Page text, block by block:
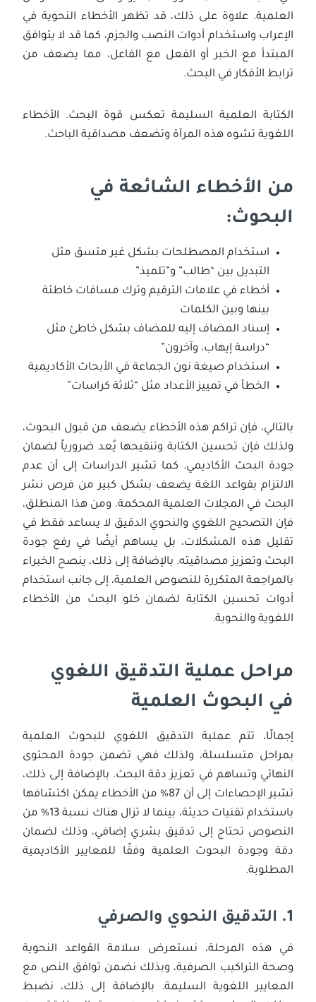
العلمية. علاوة على ذلك، قد تظهر الأخطاء النحوية في
الإعراب واستخدام أدوات النصب والجزم، كما قد لا يتوافق
المبتدأ مع الخبر أو الفعل مع الفاعل، مما يضعف من
ترابط الأفكار في البحث.
الكتابة العلمية السليمة تعكس قوة البحث. الأخطاء
اللغوية تشوه هذه المرآة وتضعف مصداقية الباحث.
من الأخطاء الشائعة في
البحوث:
استخدام المصطلحات بشكل غير متسق مثل
التبديل بين “طالب” و”تلميذ”
أخطاء في علامات الترقيم وترك مسافات خاطئة
بينها وبين الكلمات
إسناد المضاف إليه للمضاف بشكل خاطئ مثل
“دراسة إيهاب، وآخرون”
استخدام صيغة نون الجماعة في الأبحاث الأكاديمية
الخطأ في تمييز الأعداد مثل “ثلاثة كراسات”
بالتالي، فإن تراكم هذه الأخطاء يضعف من قبول البحوث،
ولذلك فإن تحسين الكتابة وتنقيحها يُعد ضرورياً لضمان
جودة البحث الأكاديمي. كما تشير الدراسات إلى أن عدم
الالتزام بقواعد اللغة يضعف بشكل كبير من فرص نشر
البحث في المجلات العلمية المحكمة. ومن هذا المنطلق،
فإن التصحيح اللغوي والنحوي الدقيق لا يساعد فقط في
تقليل هذه المشكلات، بل يساهم أيضًا في رفع جودة
البحث وتعزيز مصداقيته. بالإضافة إلى ذلك، ينصح الخبراء
بالمراجعة المتكررة للنصوص العلمية، إلى جانب استخدام
أدوات تحسين الكتابة لضمان خلو البحث من الأخطاء
اللغوية والنحوية.
مراحل عملية التدقيق اللغوي
في البحوث العلمية
إجمالًا، تتم عملية التدقيق اللغوي للبحوث العلمية
بمراحل متسلسلة، ولذلك فهي تضمن جودة المحتوى
النهائي وتساهم في تعزيز دقة البحث. بالإضافة إلى ذلك،
تشير الإحصاءات إلى أن 87% من الأخطاء يمكن اكتشافها
باستخدام تقنيات حديثة، بينما لا تزال هناك نسبة 13% من
النصوص تحتاج إلى تدقيق بشري إضافي، وذلك لضمان
دقة وجودة البحوث العلمية وفقًا للمعايير الأكاديمية
المطلوبة.
1. التدقيق النحوي والصرفي
في هذه المرحلة، نستعرض سلامة القواعد النحوية
وصحة التراكيب الصرفية، وبذلك نضمن توافق النص مع
المعايير اللغوية السليمة. بالإضافة إلى ذلك، نضبط